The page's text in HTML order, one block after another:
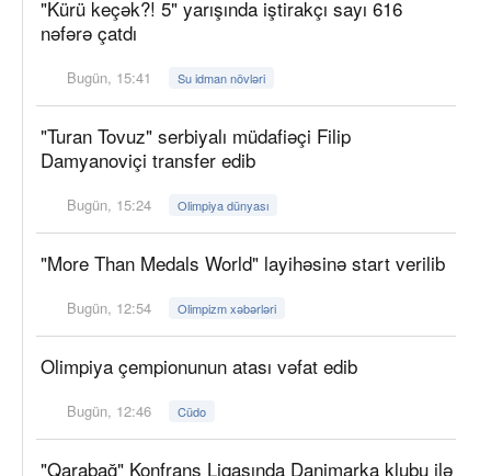
"Kürü keçək?! 5" yarışında iştirakçı sayı 616
nəfərə çatdı
Bugün, 15:41 Su idman növləri
"Turan Tovuz" serbiyalı müdafiəçi Filip
Damyanoviçi transfer edib
Bugün, 15:24 Olimpiya dünyası
"More Than Medals World" layihəsinə start verilib
Bugün, 12:54 Olimpizm xəbərləri
Olimpiya çempionunun atası vəfat edib
Bugün, 12:46 Cüdo
"Qarabağ" Konfrans Liqasında Danimarka klubu ilə